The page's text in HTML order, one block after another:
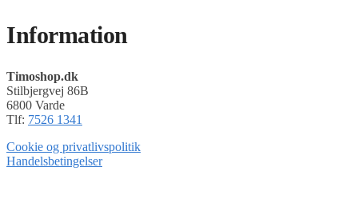
Information
Timoshop.dk
Stilbjergvej 86B
6800 Varde
Tlf: 7526 1341
Cookie og privatlivspolitik
Handelsbetingelser